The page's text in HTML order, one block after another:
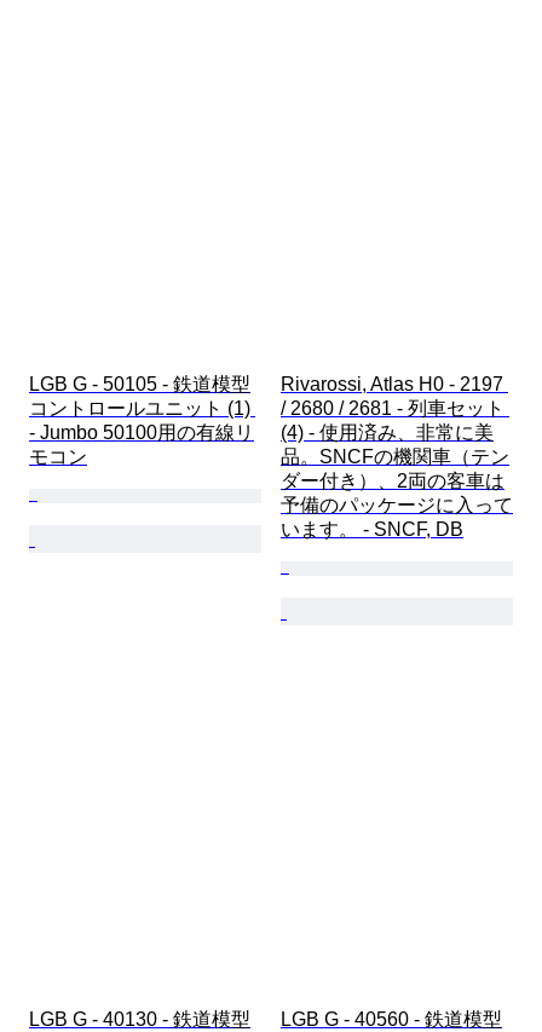
LGB G - 50105 - 鉄道模型
コントロールユニット (1)
- Jumbo 50100用の有線リ
モコン
Rivarossi, Atlas H0 - 2197
/ 2680 / 2681 - 列車セット
(4) - 使用済み、非常に美
品。SNCFの機関車（テン
ダー付き）、2両の客車は
予備のパッケージに入って
います。 - SNCF, DB
LGB G - 40130 - 鉄道模型
LGB G - 40560 - 鉄道模型